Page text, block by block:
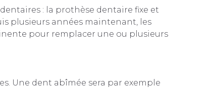
: la prothèse dentaire fixe et
plusieurs années maintenant, les
pour remplacer une ou plusieurs
Une dent abîmée sera par exemple